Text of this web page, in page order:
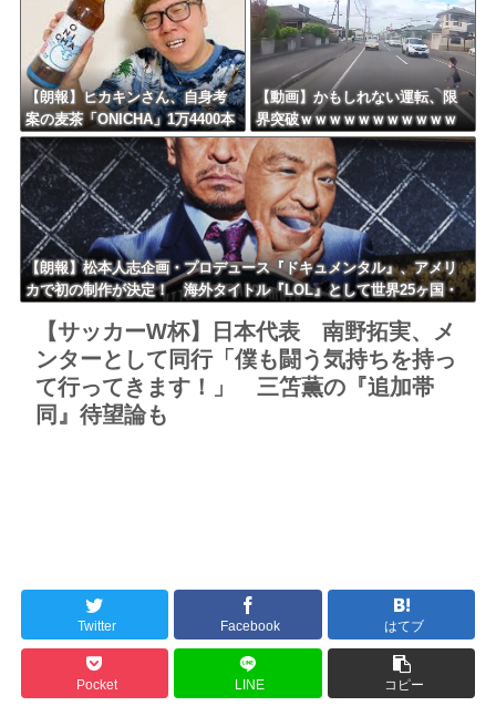
【朗報】ヒカキンさん、自身考
案の麦茶「ONICHA」1万4400本
を熊本県に発送ｗｗｗｗｗｗｗ
【動画】かもしれない運転、限
界突破ｗｗｗｗｗｗｗｗｗｗｗ
ｗｗｗｗｗｗ
【朗報】松本人志企画・プロデュース『ドキュメンタル』、アメリ
カで初の制作が決定！ 海外タイトル『LOL』として世界25ヶ国・
【サッカーW杯】日本代表 南野拓実、メ
ンターとして同行「僕も闘う気持ちを持っ
て行ってきます！」 三笘薫の『追加帯
同』待望論も
Twitter Facebook はてブ
Pocket LINE コピー